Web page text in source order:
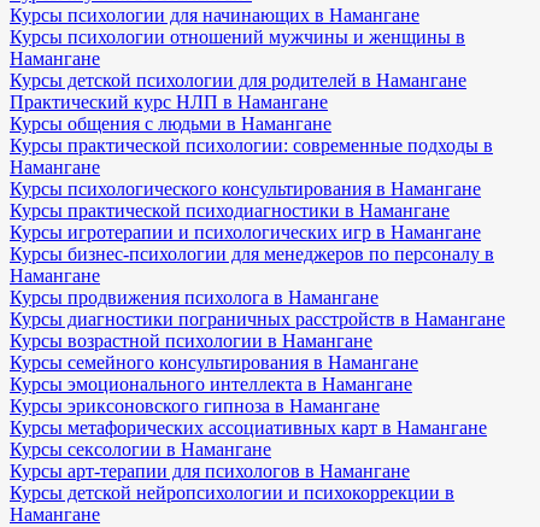
Курсы психологии для начинающих в Намангане
Курсы психологии отношений мужчины и женщины в
Намангане
Курсы детской психологии для родителей в Намангане
Практический курс НЛП в Намангане
Курсы общения с людьми в Намангане
Курсы практической психологии: современные подходы в
Намангане
Курсы психологического консультирования в Намангане
Курсы практической психодиагностики в Намангане
Курсы игротерапии и психологических игр в Намангане
Курсы бизнес-психологии для менеджеров по персоналу в
Намангане
Курсы продвижения психолога в Намангане
Курсы диагностики пограничных расстройств в Намангане
Курсы возрастной психологии в Намангане
Курсы семейного консультирования в Намангане
Курсы эмоционального интеллекта в Намангане
Курсы эриксоновского гипноза в Намангане
Курсы метафорических ассоциативных карт в Намангане
Курсы сексологии в Намангане
Курсы арт-терапии для психологов в Намангане
Курсы детской нейропсихологии и психокоррекции в
Намангане